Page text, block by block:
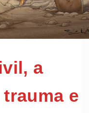
a
e